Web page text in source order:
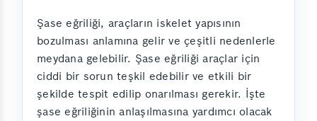
Şase eğriliği, araçların iskelet yapısının
bozulması anlamına gelir ve çeşitli nedenlerle
meydana gelebilir. Şase eğriliği araçlar için
ciddi bir sorun teşkil edebilir ve etkili bir
şekilde tespit edilip onarılması gerekir. İşte
şase eğriliğinin anlaşılmasına yardımcı olacak